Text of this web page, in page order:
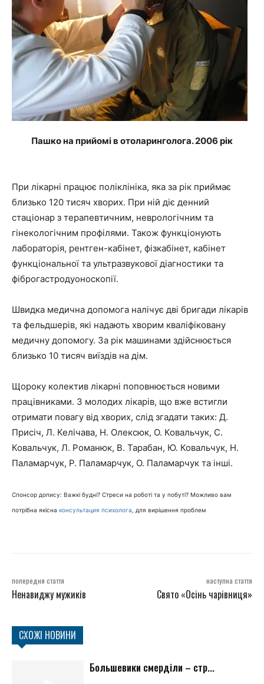
Пашко на прийомі в отоларинголога. 2006 рік
При лікарні працює поліклініка, яка за рік приймає
близько 120 тисяч хворих. При ній діє денний
стаціонар з терапевтичним, неврологічним та
гінекологічним профілями. Також функціонують
лабораторія, рентген-кабінет, фізкабінет, кабінет
функціональної та ультразвукової діагностики та
фіброгастродуоноскопії.
Швидка медична допомога налічує дві бригади лікарів
та фельдшерів, які надають хворим кваліфіковану
медичну допомогу. За рік машинами здійснюється
близько 10 тисяч виїздів на дім.
Щороку колектив лікарні поповнюється новими
працівниками. З молодих лікарів, що вже встигли
отримати повагу від хворих, слід згадати таких: Д.
Присіч, Л. Келічава, Н. Олексюк, О. Ковальчук, С.
Ковальчук, Л. Романюк, В. Тарабан, Ю. Ковальчук, Н.
Паламарчук, Р. Паламарчук, О. Паламарчук та інші.
Спонсор допису: Важкі будні? Стреси на роботі та у побуті? Можливо вам
потрібна якісна консультация психолога , для вирішення проблем
попередня стаття
Ненавиджу мужиків
наступна стаття
Свято «Осінь чарівниця»
СХОЖІ НОВИНИ
Большевики смерділи – стр...